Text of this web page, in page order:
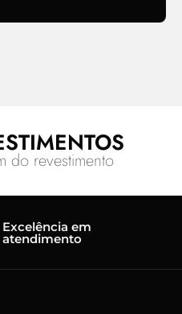
do revestimento
Excelência em
atendimento